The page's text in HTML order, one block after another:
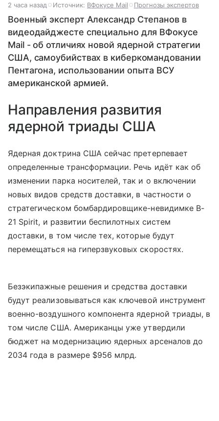
2 часа назад Источник: ВФокусе Mail Прогнозы экспертов
Военный эксперт Александр Степанов в
видеодайджесте специально для ВФокусе
Mail - об отличиях новой ядерной стратегии
США, самоубийствах в киберкомандовании
Пентагона, использовании опыта ВСУ
американской армией.
Направления развития
ядерной триады США
Ядерная доктрина США сейчас претерпевает
определенные трансформации. Речь идёт как об
изменении парка носителей, так и о включении
новых видов средств доставки, в частности о
стратегическом бомбардировщике-невидимке B-
21 Spirit, и развитии беспилотных систем
доставки, в том числе тех, которые будут
перемещаться на гиперзвуковых скоростях.
Безэкипажные решения и средства доставки
будут реализовываться как ключевой инструмент
военно-воздушного компонента ядерной триады, в
том числе США. Американцы уже утвердили
бюджет на модернизацию ядерных арсеналов до
2034 года в размере $956 млрд.